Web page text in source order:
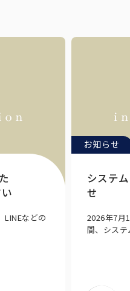
LINEなどの
お知らせ
システ
せ
2026年7月
間、シス